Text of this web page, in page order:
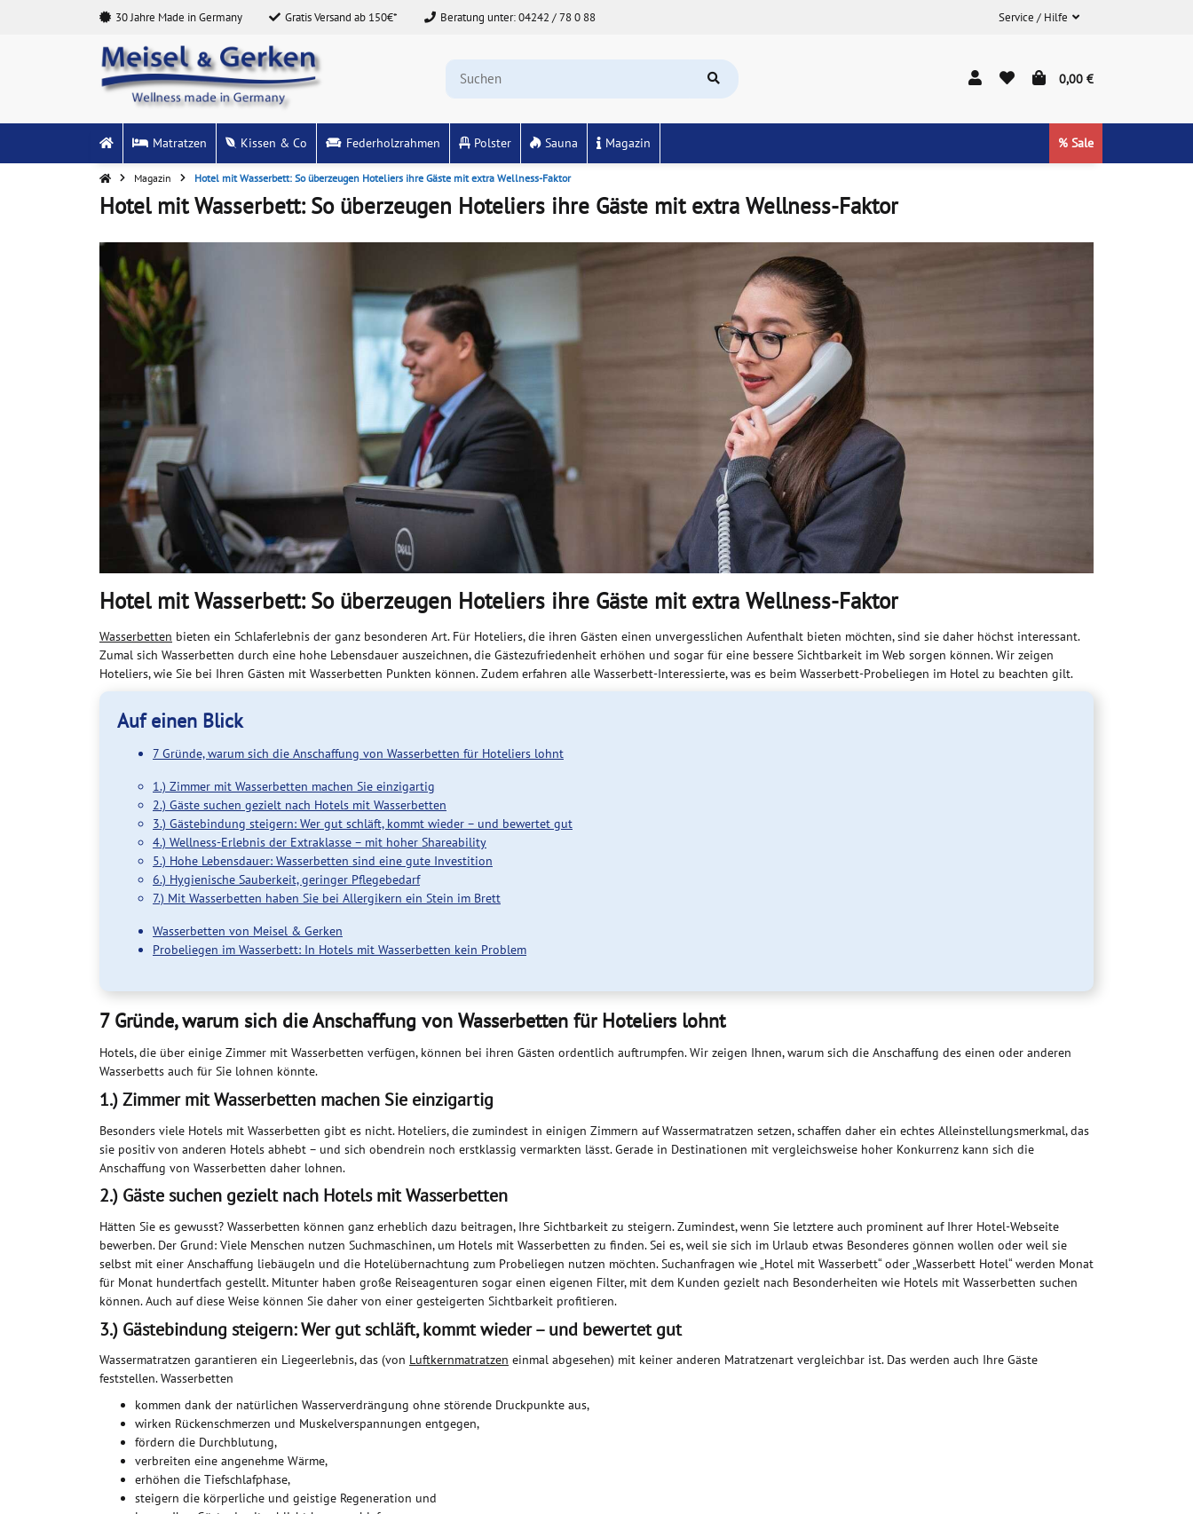
30 Jahre Made in Germany Gratis Versand ab 150€* Beratung unter: 04242 / 78 0 88 Service / Hilfe
0,00 €
Matratzen Kissen & Co Federholzrahmen Polster Sauna Magazin % Sale
Magazin Hotel mit Wasserbett: So überzeugen Hoteliers ihre Gäste mit extra Wellness-Faktor
Hotel mit Wasserbett: So überzeugen Hoteliers ihre Gäste mit extra Wellness-Faktor
Hotel mit Wasserbett: So überzeugen Hoteliers ihre Gäste mit extra Wellness-Faktor
Wasserbetten bieten ein Schlaferlebnis der ganz besonderen Art. Für Hoteliers, die ihren Gästen einen unvergesslichen Aufenthalt bieten möchten, sind sie daher höchst interessant.
Zumal sich Wasserbetten durch eine hohe Lebensdauer auszeichnen, die Gästezufriedenheit erhöhen und sogar für eine bessere Sichtbarkeit im Web sorgen können. Wir zeigen
Hoteliers, wie Sie bei Ihren Gästen mit Wasserbetten Punkten können. Zudem erfahren alle Wasserbett-Interessierte, was es beim Wasserbett-Probeliegen im Hotel zu beachten gilt.
Auf einen Blick
7 Gründe, warum sich die Anschaffung von Wasserbetten für Hoteliers lohnt
1.) Zimmer mit Wasserbetten machen Sie einzigartig
2.) Gäste suchen gezielt nach Hotels mit Wasserbetten
3.) Gästebindung steigern: Wer gut schläft, kommt wieder – und bewertet gut
4.) Wellness-Erlebnis der Extraklasse – mit hoher Shareability
5.) Hohe Lebensdauer: Wasserbetten sind eine gute Investition
6.) Hygienische Sauberkeit, geringer Pflegebedarf
7.) Mit Wasserbetten haben Sie bei Allergikern ein Stein im Brett
Wasserbetten von Meisel & Gerken
Probeliegen im Wasserbett: In Hotels mit Wasserbetten kein Problem
7 Gründe, warum sich die Anschaffung von Wasserbetten für Hoteliers lohnt
Hotels, die über einige Zimmer mit Wasserbetten verfügen, können bei ihren Gästen ordentlich auftrumpfen. Wir zeigen Ihnen, warum sich die Anschaffung des einen oder anderen
Wasserbetts auch für Sie lohnen könnte.
1.) Zimmer mit Wasserbetten machen Sie einzigartig
Besonders viele Hotels mit Wasserbetten gibt es nicht. Hoteliers, die zumindest in einigen Zimmern auf Wassermatratzen setzen, schaffen daher ein echtes Alleinstellungsmerkmal, das
sie positiv von anderen Hotels abhebt – und sich obendrein noch erstklassig vermarkten lässt. Gerade in Destinationen mit vergleichsweise hoher Konkurrenz kann sich die
Anschaffung von Wasserbetten daher lohnen.
2.) Gäste suchen gezielt nach Hotels mit Wasserbetten
Hätten Sie es gewusst? Wasserbetten können ganz erheblich dazu beitragen, Ihre Sichtbarkeit zu steigern. Zumindest, wenn Sie letztere auch prominent auf Ihrer Hotel-Webseite
bewerben. Der Grund: Viele Menschen nutzen Suchmaschinen, um Hotels mit Wasserbetten zu finden. Sei es, weil sie sich im Urlaub etwas Besonderes gönnen wollen oder weil sie
selbst mit einer Anschaffung liebäugeln und die Hotelübernachtung zum Probeliegen nutzen möchten. Suchanfragen wie „Hotel mit Wasserbett“ oder „Wasserbett Hotel“ werden Monat
für Monat hundertfach gestellt. Mitunter haben große Reiseagenturen sogar einen eigenen Filter, mit dem Kunden gezielt nach Besonderheiten wie Hotels mit Wasserbetten suchen
können. Auch auf diese Weise können Sie daher von einer gesteigerten Sichtbarkeit profitieren.
3.) Gästebindung steigern: Wer gut schläft, kommt wieder – und bewertet gut
Wassermatratzen garantieren ein Liegeerlebnis, das (von Luftkernmatratzen einmal abgesehen) mit keiner anderen Matratzenart vergleichbar ist. Das werden auch Ihre Gäste
feststellen. Wasserbetten
kommen dank der natürlichen Wasserverdrängung ohne störende Druckpunkte aus,
wirken Rückenschmerzen und Muskelverspannungen entgegen,
fördern die Durchblutung,
verbreiten eine angenehme Wärme,
erhöhen die Tiefschlafphase,
steigern die körperliche und geistige Regeneration und